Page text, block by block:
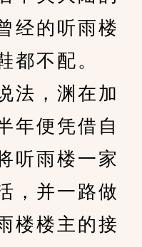
经的听雨楼
都不配。
，渊在加
年便凭借自
听雨楼一家
，并一路做
楼楼主的接